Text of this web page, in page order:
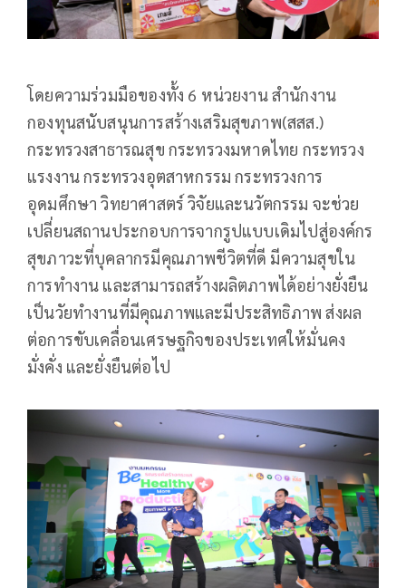
โดยความร่วมมือของทั้ง 6 หน่วยงาน สำนักงาน
กองทุนสนับสนุนการสร้างเสริมสุขภาพ(สสส.)
กระทรวงสาธารณสุข กระทรวงมหาดไทย กระทรวง
แรงงาน กระทรวงอุตสาหกรรม กระทรวงการ
อุดมศึกษา วิทยาศาสตร์ วิจัยและนวัตกรรม จะช่วย
เปลี่ยนสถานประกอบการจากรูปแบบเดิมไปสู่องค์กร
สุขภาวะที่บุคลากรมีคุณภาพชีวิตที่ดี มีความสุขใน
การทำงาน และสามารถสร้างผลิตภาพได้อย่างยั่งยืน
เป็นวัยทำงานที่มีคุณภาพและมีประสิทธิภาพ ส่งผล
ต่อการขับเคลื่อนเศรษฐกิจของประเทศให้มั่นคง
มั่งคั่ง และยั่งยืนต่อไป